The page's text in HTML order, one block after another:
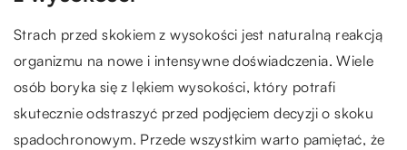
Strach przed skokiem z wysokości jest naturalną reakcją
organizmu na nowe i intensywne doświadczenia. Wiele
osób boryka się z lękiem wysokości, który potrafi
skutecznie odstraszyć przed podjęciem decyzji o skoku
spadochronowym. Przede wszystkim warto pamiętać, że